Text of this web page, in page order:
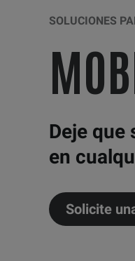
SOLUCIONES
Deje que
en
Solicite